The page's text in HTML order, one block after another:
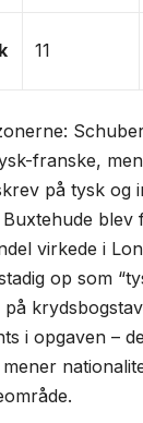
11
franske,
på tysk og
blev
virkede i
op som
i opgaven –